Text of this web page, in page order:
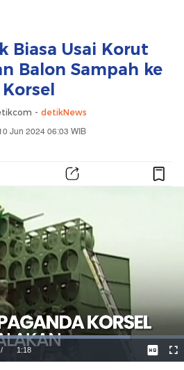
Biasa Usai Korut
Balon Sampah ke
Korsel
- detikNews
Jun 2024 06:03 WIB